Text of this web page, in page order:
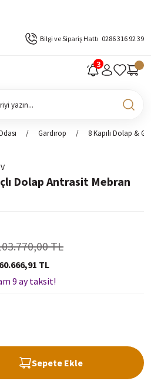
Bilgi ve Sipariş Hattı 0286 316 92 39
Gardırop 8 Kapılı Dolap &
Dolap Antrasit Mebran
TL
60.666,91 TL
9 ay taksit!
Sepete Ekle